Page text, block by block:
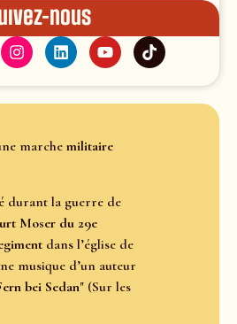
nous
marche militaire
durant la guerre de
Moser du 29e
dans l’église de
musique d’un auteur
bei Sedan" (Sur les